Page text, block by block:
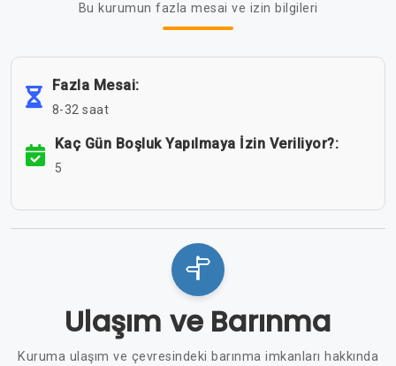
Bu kurumun fazla mesai ve izin bilgileri
Fazla Mesai:
8-32 saat
Kaç Gün Boşluk Yapılmaya İzin Veriliyor?:
5
Ulaşım ve Barınma
Kuruma ulaşım ve çevresindeki barınma imkanları hakkında